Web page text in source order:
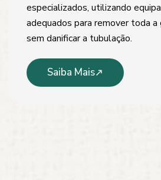
especializados, utilizando
adequados para remover toda a
sem danificar a tubulação.
Saiba Mais